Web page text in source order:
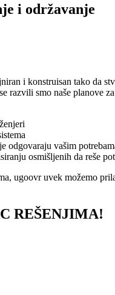
i održavanje
i konstruisan tako da
razvili smo naše planove
odgovaraju vašim
osmišljenih da reše
ugoovr uvek možemo
REŠENJIMA!